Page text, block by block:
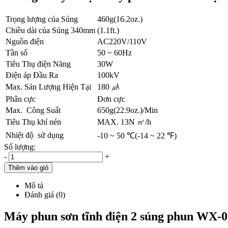
Trọng lượng của Súng
460g(16.2oz.)
Chiều dài của Súng 340mm (1.1ft.)
Nguồn điện
AC220V/110V
Tần số
50 ~ 60Hz
Tiêu Thụ điện Năng
30W
Điện áp Đầu Ra
100kV
Max. Sản Lượng Hiện Tại
180 ㎂
Phân cực
Đơn cực
Max. Công Suất
650g(22.9oz.)/Min
Tiêu Thụ khí nén
MAX. 13N ㎡/h
Nhiệt độ sử dụng
-10 ~ 50 ℃(-14 ~ 22 ℉)
Số lượng:
-
+
Thêm vào giỏ
Mô tả
Đánh giá (0)
Máy phun sơn tĩnh điện 2 súng phun WX-